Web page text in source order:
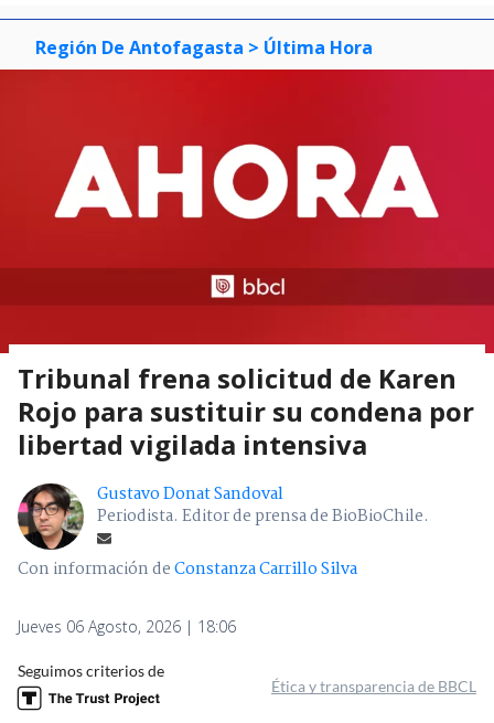
Región De Antofagasta > Última Hora
Tribunal frena solicitud de Karen
Rojo para sustituir su condena por
libertad vigilada intensiva
Gustavo Donat Sandoval
Periodista. Editor de prensa de BioBioChile.
Con información deConstanza Carrillo Silva
Jueves 06 Agosto, 2026 | 18:06
Seguimos criterios de
Ética y transparencia de BBCL